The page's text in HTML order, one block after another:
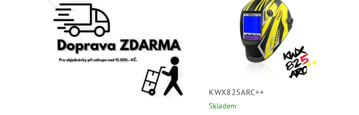
KWX825ARC++
Skladem